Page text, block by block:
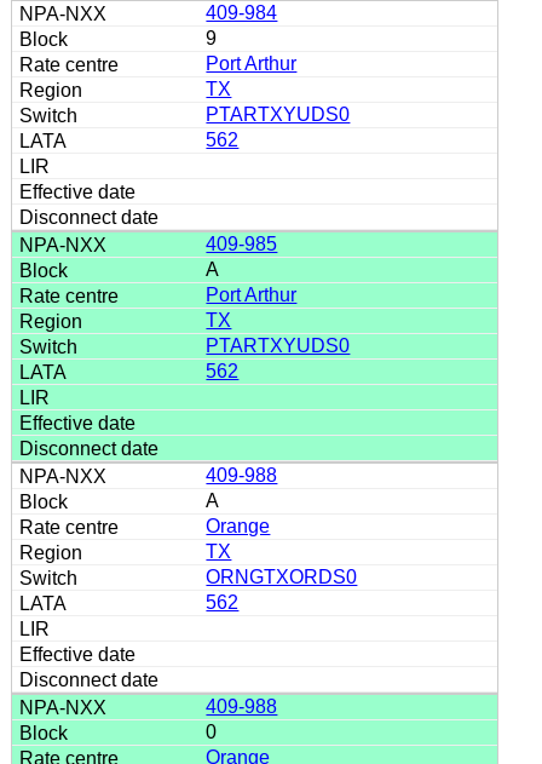
409-984
9
Port Arthur
TX
PTARTXYUDS0
562
409-985
A
Port Arthur
TX
PTARTXYUDS0
562
409-988
A
Orange
TX
ORNGTXORDS0
562
409-988
0
Orange